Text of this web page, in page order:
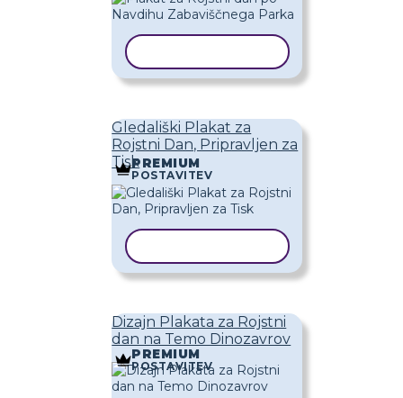
Gledališki Plakat za
Rojstni Dan, Pripravljen za
TiskPREMIUM
POSTAVITEV
Dizajn Plakata za Rojstni
dan na Temo Dinozavrov
PREMIUM
POSTAVITEV